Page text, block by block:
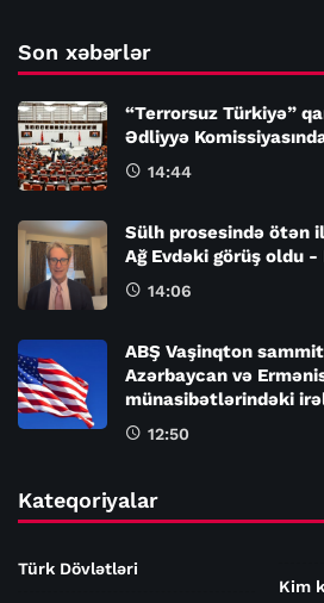
Son xəbərlər
“Terrorsuz Türkiyə”
Ədliyyə
14:44
Sülh prosesində ötən
Ağ Evdəki görüş oldu
14:06
ABŞ Vaşinqton
Azərbaycan və
münasibətlərindəki
12:50
Kateqoriyalar
Türk Dövlətləri
Kim